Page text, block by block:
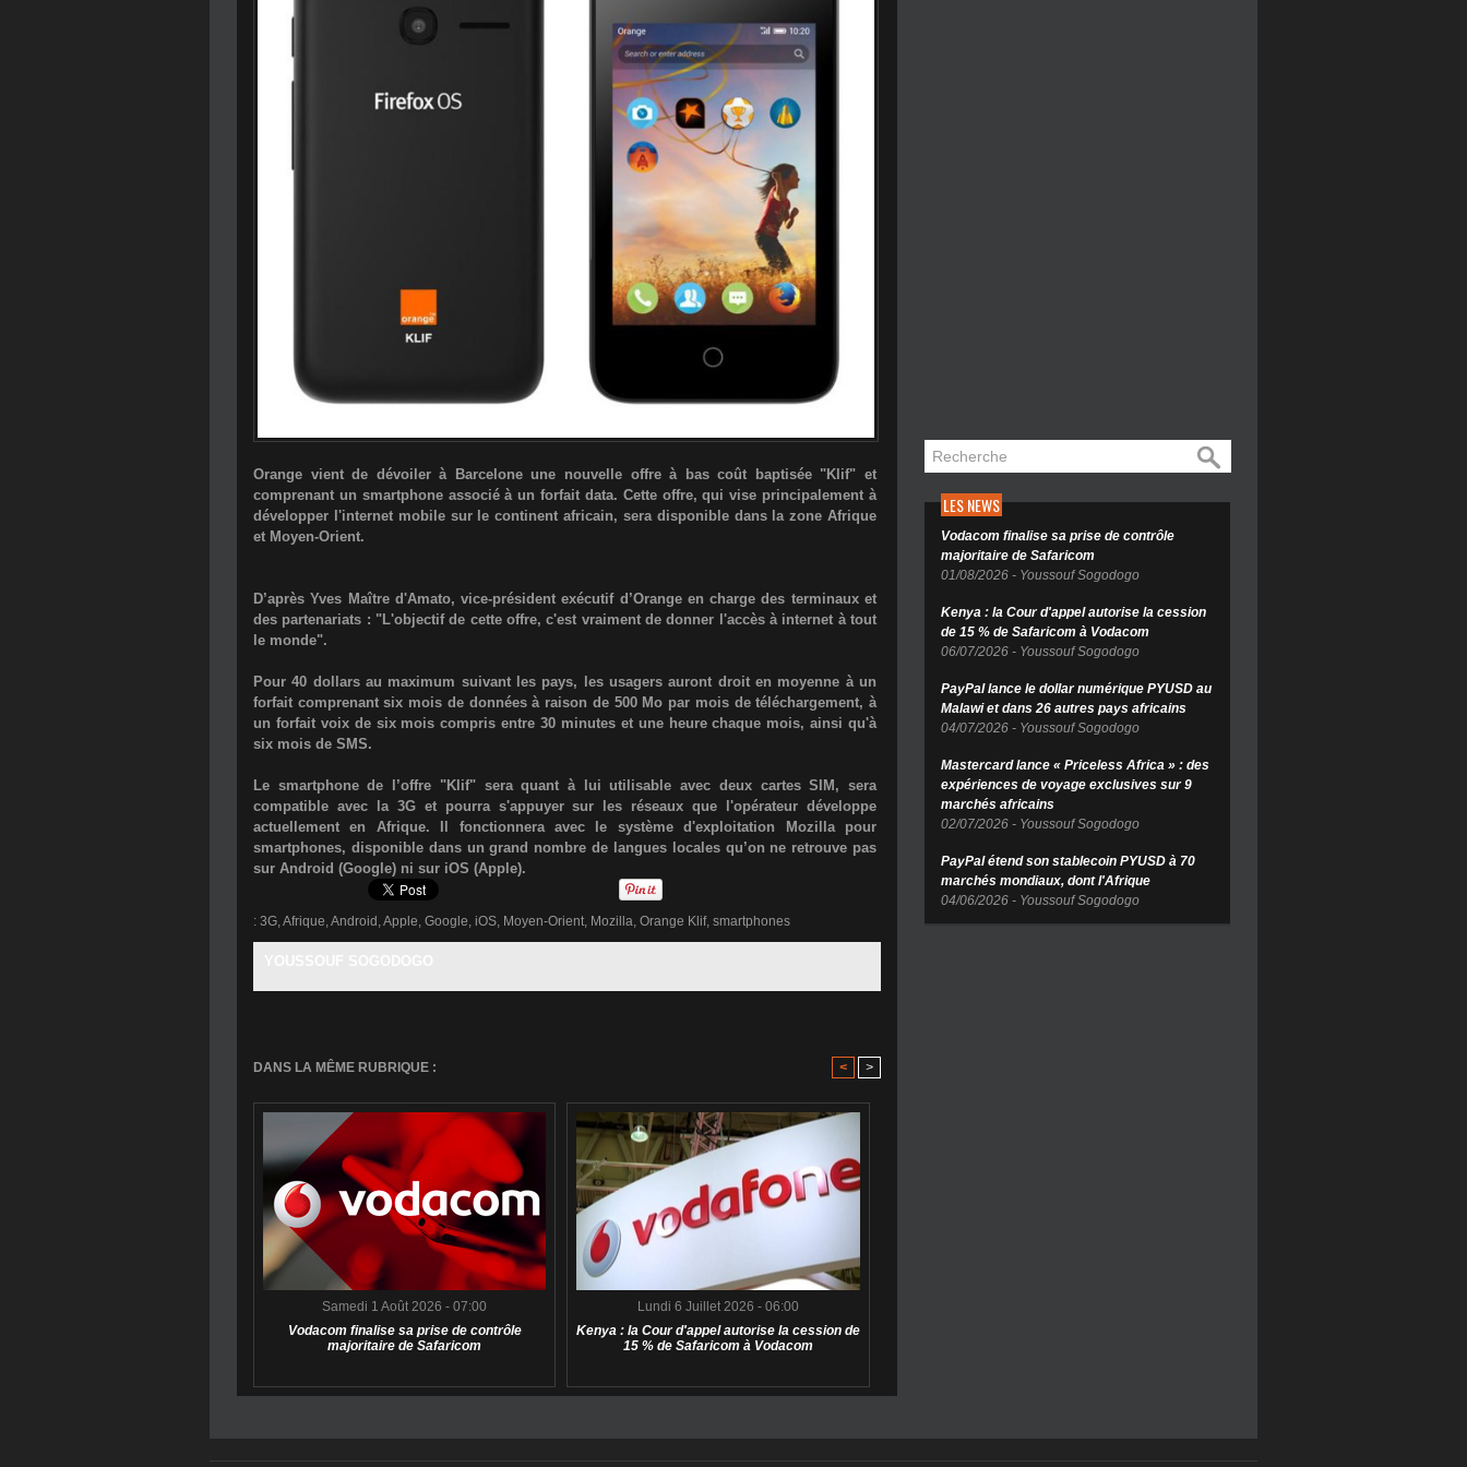
Orange vient de dévoiler à Barcelone une nouvelle offre à bas coût baptisée "Klif" et
comprenant un smartphone associé à un forfait data. Cette offre, qui vise principalement à
développer l'internet mobile sur le continent africain, sera disponible dans la zone Afrique
et Moyen-Orient.
D’après Yves Maître d'Amato, vice-président exécutif d’Orange en charge des terminaux et
des partenariats : "L'objectif de cette offre, c'est vraiment de donner l'accès à internet à tout
le monde".
Pour 40 dollars au maximum suivant les pays, les usagers auront droit en moyenne à un
forfait comprenant six mois de données à raison de 500 Mo par mois de téléchargement, à
un forfait voix de six mois compris entre 30 minutes et une heure chaque mois, ainsi qu'à
six mois de SMS.
Le smartphone de l’offre "Klif" sera quant à lui utilisable avec deux cartes SIM, sera
compatible avec la 3G et pourra s'appuyer sur les réseaux que l'opérateur développe
actuellement en Afrique. Il fonctionnera avec le système d'exploitation Mozilla pour
smartphones, disponible dans un grand nombre de langues locales qu’on ne retrouve pas
sur Android (Google) ni sur iOS (Apple).
: 3G Afrique Android Apple Google iOS Moyen-Orient Mozilla Orange Klif, smartphones
DANS LA MÊME RUBRIQUE : < >
Samedi 1 Août 2026 - 07:00
Vodacom finalise sa prise de contrôle
majoritaire de Safaricom
Lundi 6 Juillet 2026 - 06:00
Kenya : la Cour d'appel autorise la cession de
15 % de Safaricom à Vodacom
LES NEWS
Vodacom finalise sa prise de contrôle
majoritaire de Safaricom
01/08/2026 - Youssouf Sogodogo
Kenya : la Cour d'appel autorise la cession
de 15 % de Safaricom à Vodacom
06/07/2026 - Youssouf Sogodogo
PayPal lance le dollar numérique PYUSD au
Malawi et dans 26 autres pays africains
04/07/2026 - Youssouf Sogodogo
Mastercard lance « Priceless Africa » : des
expériences de voyage exclusives sur 9
marchés africains
02/07/2026 - Youssouf Sogodogo
PayPal étend son stablecoin PYUSD à 70
marchés mondiaux, dont l'Afrique
04/06/2026 - Youssouf Sogodogo